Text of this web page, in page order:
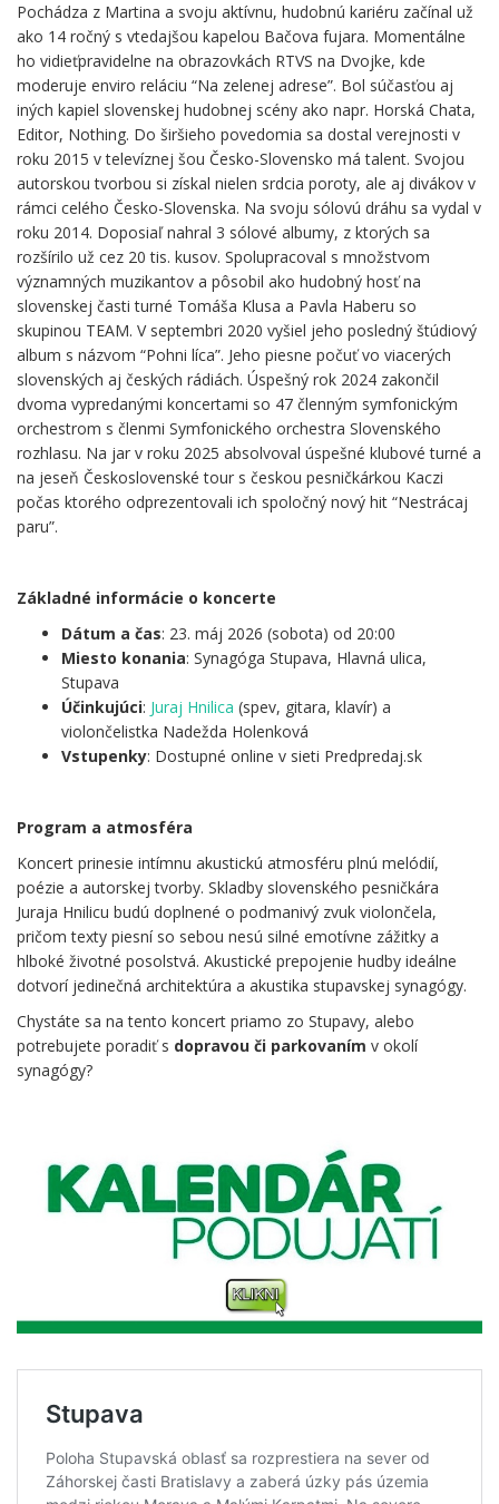
Pochádza z Martina a svoju aktívnu, hudobnú kariéru začínal už
ako 14 ročný s vtedajšou kapelou Bačova fujara. Momentálne
ho vidieťpravidelne na obrazovkách RTVS na Dvojke, kde
moderuje enviro reláciu “Na zelenej adrese”. Bol súčasťou aj
iných kapiel slovenskej hudobnej scény ako napr. Horská Chata,
Editor, Nothing. Do širšieho povedomia sa dostal verejnosti v
roku 2015 v televíznej šou Česko-Slovensko má talent. Svojou
autorskou tvorbou si získal nielen srdcia poroty, ale aj divákov v
rámci celého Česko-Slovenska. Na svoju sólovú dráhu sa vydal v
roku 2014. Doposiaľ nahral 3 sólové albumy, z ktorých sa
rozšírilo už cez 20 tis. kusov. Spolupracoval s množstvom
významných muzikantov a pôsobil ako hudobný hosť na
slovenskej časti turné Tomáša Klusa a Pavla Haberu so
skupinou TEAM. V septembri 2020 vyšiel jeho posledný štúdiový
album s názvom “Pohni líca”. Jeho piesne počuť vo viacerých
slovenských aj českých rádiách. Úspešný rok 2024 zakončil
dvoma vypredanými koncertami so 47 členným symfonickým
orchestrom s členmi Symfonického orchestra Slovenského
rozhlasu. Na jar v roku 2025 absolvoval úspešné klubové turné a
na jeseň Československé tour s českou pesničkárkou Kaczi
počas ktorého odprezentovali ich spoločný nový hit “Nestrácaj
paru”.
Základné informácie o koncerte
Dátum a čas: 23. máj 2026 (sobota) od 20:00
Miesto konania: Synagóga Stupava, Hlavná ulica,
Stupava
Účinkujúci: Juraj Hnilica (spev, gitara, klavír) a
violončelistka Nadežda Holenková
Vstupenky: Dostupné online v sieti Predpredaj.sk
Program a atmosféra
Koncert prinesie intímnu akustickú atmosféru plnú melódií,
poézie a autorskej tvorby. Skladby slovenského pesničkára
Juraja Hnilicu budú doplnené o podmanivý zvuk violončela,
pričom texty piesní so sebou nesú silné emotívne zážitky a
hlboké životné posolstvá. Akustické prepojenie hudby ideálne
dotvorí jedinečná architektúra a akustika stupavskej synagógy.
Chystáte sa na tento koncert priamo zo Stupavy, alebo
potrebujete poradiť s dopravou či parkovaním v okolí
synagógy?